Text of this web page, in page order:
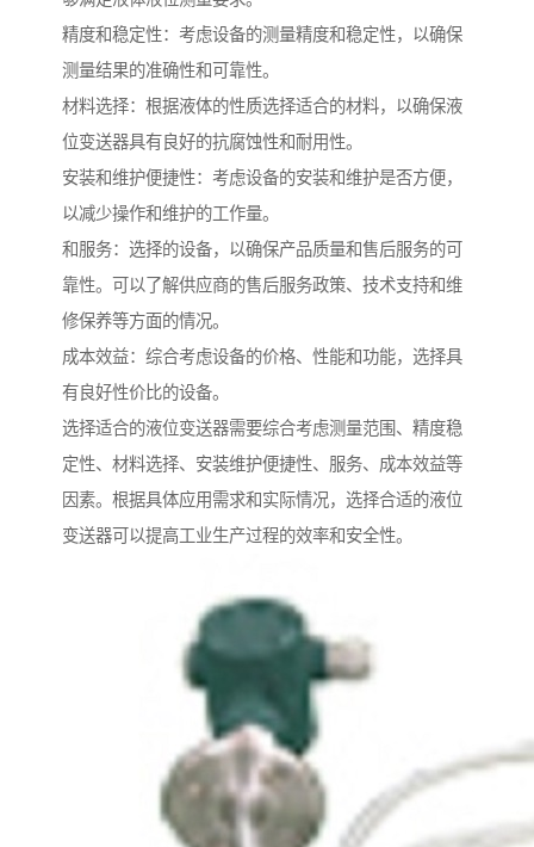
精度和稳定性：考虑设备的测量精度和稳定性，以确保
测量结果的准确性和可靠性。
材料选择：根据液体的性质选择适合的材料，以确保液
位变送器具有良好的抗腐蚀性和耐用性。
安装和维护便捷性：考虑设备的安装和维护是否方便，
以减少操作和维护的工作量。
和服务：选择的设备，以确保产品质量和售后服务的可
靠性。可以了解供应商的售后服务政策、技术支持和维
修保养等方面的情况。
成本效益：综合考虑设备的价格、性能和功能，选择具
有良好性价比的设备。
选择适合的液位变送器需要综合考虑测量范围、精度稳
定性、材料选择、安装维护便捷性、服务、成本效益等
因素。根据具体应用需求和实际情况，选择合适的液位
变送器可以提高工业生产过程的效率和安全性。